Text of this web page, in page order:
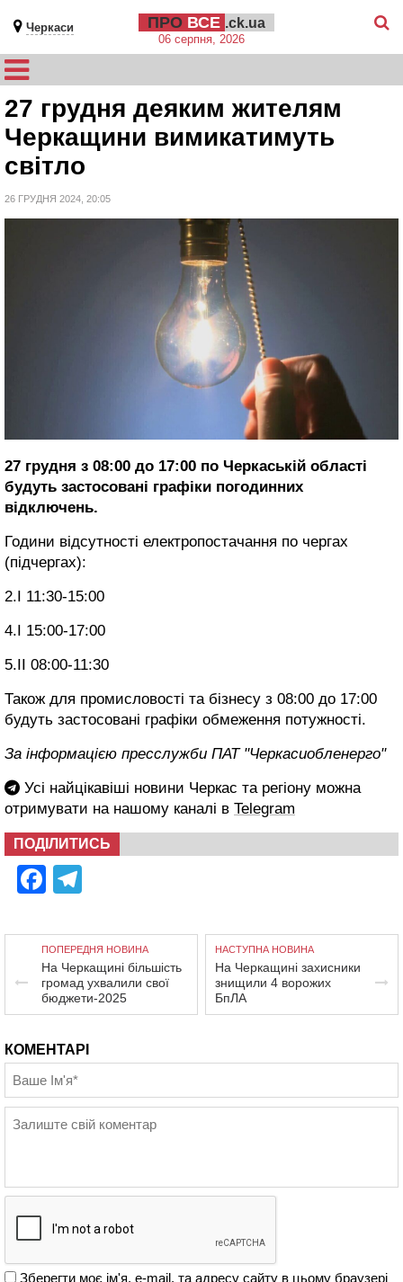
Черкаси ПРО ВСЕ .ck.ua
06 серпня, 2026
27 грудня деяким жителям
Черкащини вимикатимуть
світло
26 ГРУДНЯ 2024, 20:05
27 грудня з 08:00 до 17:00 по Черкаській області
будуть застосовані графіки погодинних
відключень.
Години відсутності електропостачання по чергах
(підчергах):
2.І 11:30-15:00
4.І 15:00-17:00
5.ІІ 08:00-11:30
Також для промисловості та бізнесу з 08:00 до 17:00
будуть застосовані графіки обмеження потужності.
За інформацією пресслужби ПАТ "Черкасиобленерго"
Усі найцікавіші новини Черкас та регіону можна
отримувати на нашому каналі в Telegram
ПОДІЛИТИСЬ
Facebook
ПОПЕРЕДНЯ НОВИНА
На Черкащині більшість
громад ухвалили свої
бюджети-2025
НАСТУПНА НОВИНА
На Черкащині захисники
знищили 4 ворожих
БпЛА
КОМЕНТАРІ
Зберегти моє ім'я, e-mail, та адресу сайту в цьому браузері